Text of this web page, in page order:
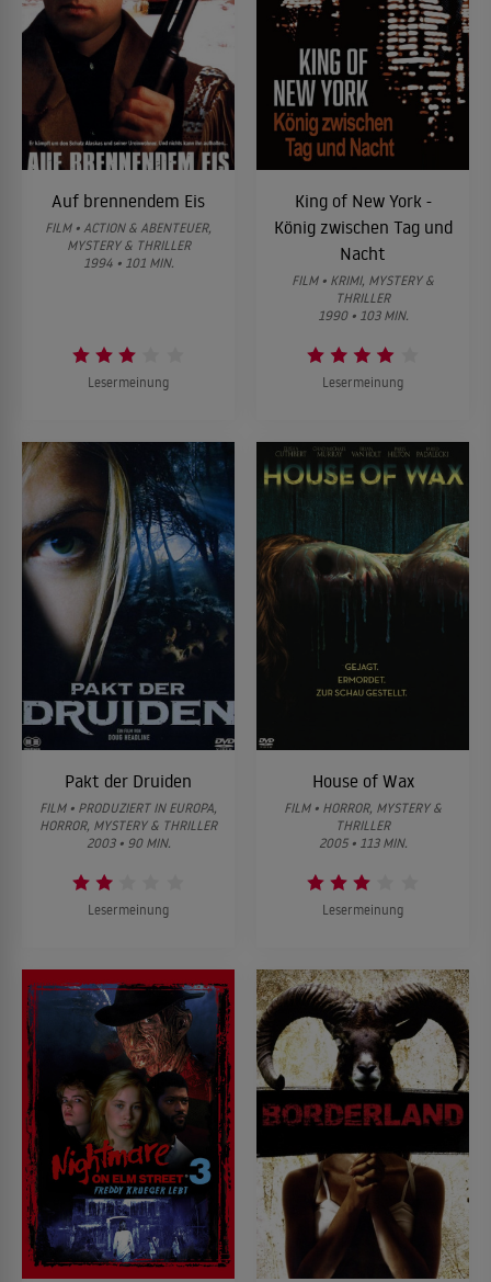
Auf brennendem Eis
FILM • ACTION & ABENTEUER,
MYSTERY & THRILLER
1994 • 101 MIN.
Lesermeinung
King of New York -
König zwischen Tag und
Nacht
FILM • KRIMI, MYSTERY &
THRILLER
1990 • 103 MIN.
Lesermeinung
Pakt der Druiden
FILM • PRODUZIERT IN EUROPA,
HORROR, MYSTERY & THRILLER
2003 • 90 MIN.
Lesermeinung
House of Wax
FILM • HORROR, MYSTERY &
THRILLER
2005 • 113 MIN.
Lesermeinung